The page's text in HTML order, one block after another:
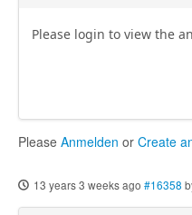
Please login to view the
Please Anmelden or Create
13 years 3 weeks ago #16358